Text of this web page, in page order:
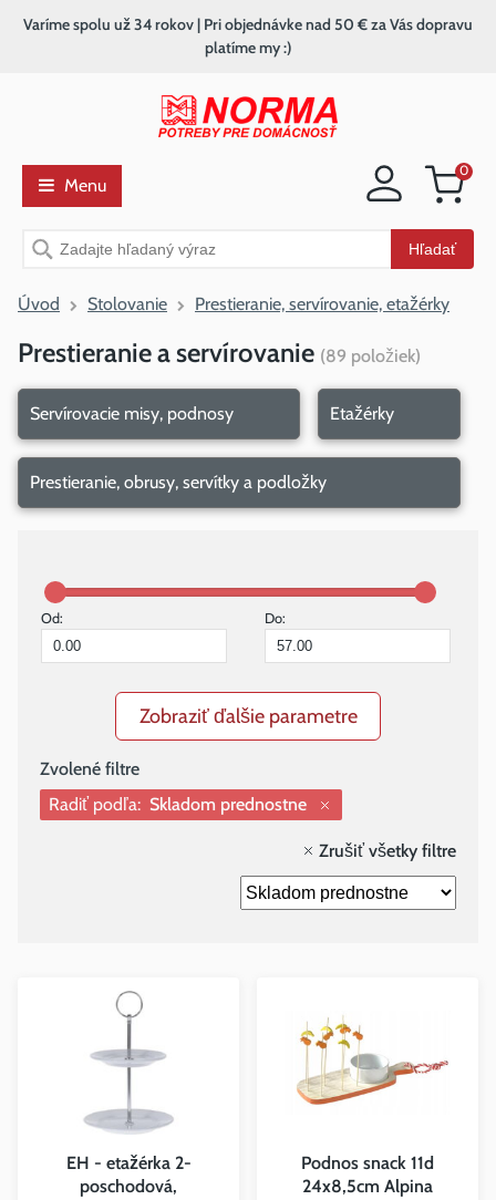
Nákupný
0
Vyhľadávanie Hľadať
Varíme spolu už 34 rokov | Pri objednávke nad 50 € za Vás dopravu
platíme my :)
Menu
Úvod Stolovanie Prestieranie, servírovanie, etažérky
Prestieranie a servírovanie (89 položiek)
Servírovacie misy, podnosy Etažérky
Prestieranie, obrusy, servítky a podložky
Od: Do:
Zobraziť ďalšie parametre
Radiť podľa: Skladom prednostne
Zrušiť všetky filtre
EH - etažérka 2-
poschodová,
Podnos snack 11d
24x8,5cm Alpina